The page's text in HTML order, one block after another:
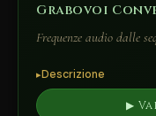
Grabovoi
Frequenze audio dalle
Descrizione
▶